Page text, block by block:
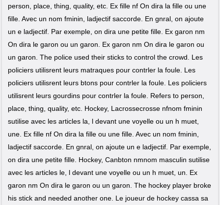
person, place, thing, quality, etc. Ex fille nf On dira la fille ou une
fille. Avec un nom fminin, ladjectif saccorde. En gnral, on ajoute
un e ladjectif. Par exemple, on dira une petite fille. Ex garon nm
On dira le garon ou un garon. Ex garon nm On dira le garon ou
un garon. The police used their sticks to control the crowd. Les
policiers utilisrent leurs matraques pour contrler la foule. Les
policiers utilisrent leurs btons pour contrler la foule. Les policiers
utilisrent leurs gourdins pour contrler la foule. Refers to person,
place, thing, quality, etc. Hockey, Lacrossecrosse nfnom fminin
sutilise avec les articles la, l devant une voyelle ou un h muet,
une. Ex fille nf On dira la fille ou une fille. Avec un nom fminin,
ladjectif saccorde. En gnral, on ajoute un e ladjectif. Par exemple,
on dira une petite fille. Hockey, Canbton nmnom masculin sutilise
avec les articles le, l devant une voyelle ou un h muet, un. Ex
garon nm On dira le garon ou un garon. The hockey player broke
his stick and needed another one. Le joueur de hockey cassa sa